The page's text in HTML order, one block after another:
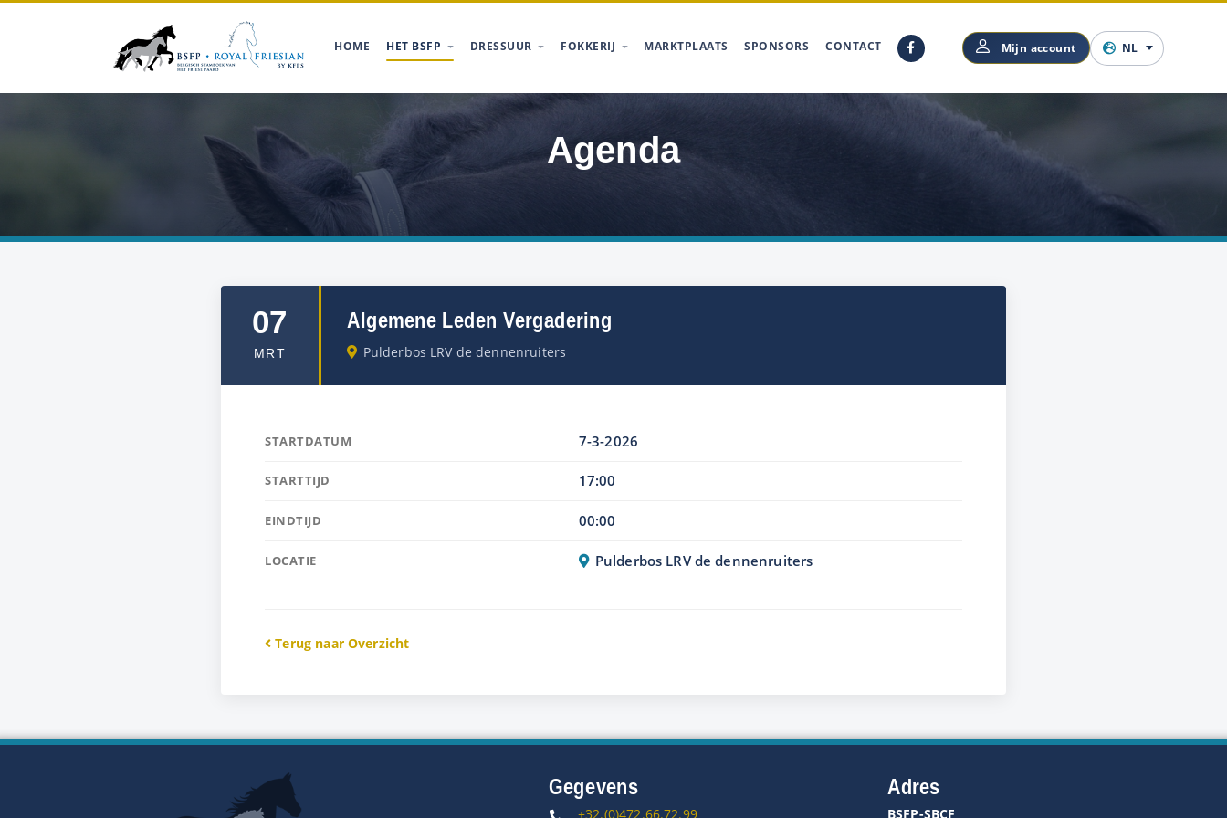
HOME HET BSFP DRESSUUR FOKKERIJ MARKTPLAATS SPONSORS CONTACT Mijn account
Agenda
07
MRT
Algemene Leden Vergadering
Pulderbos LRV de dennenruiters
STARTDATUM 7-3-2026
STARTTIJD 17:00
EINDTIJD 00:00
LOCATIE Pulderbos LRV de dennenruiters
Terug naar Overzicht
Gegevens
+32.(0)472.66.72.99
Adres
BSFP-SBCF